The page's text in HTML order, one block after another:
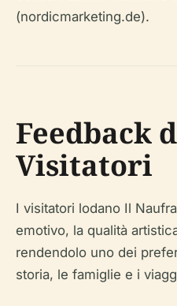
(nordicmarketing.de).
Feedback
Visitatori
I visitatori lodano Il
emotivo, la qualità
rendendolo uno dei
storia, le famiglie e i